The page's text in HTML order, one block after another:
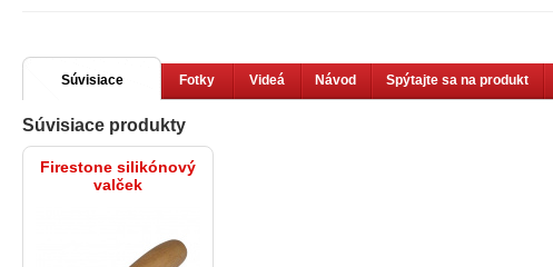
Súvisiace
produkty
Fotky Videá Návod Spýtajte sa na produkt
Súvisiace produkty
Firestone silikónový
valček